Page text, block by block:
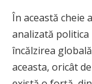
În această cheie
analizată
încălzirea
aceasta, oricât